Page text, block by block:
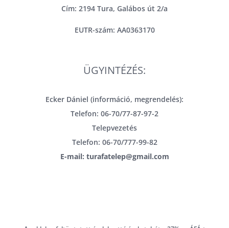
Cím: 2194 Tura, Galábos út 2/a
EUTR-szám: AA0363170
ÜGYINTÉZÉS:
Ecker Dániel (információ, megrendelés):
Telefon: 06-70/77-87-97-2
Telepvezetés
Telefon: 06-70/777-99-82
E-mail: turafatelep@gmail.com